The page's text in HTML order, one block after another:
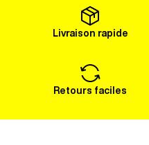
Livraison rapide
Retours faciles